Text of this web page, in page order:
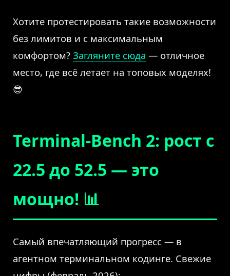
Хотите протестировать такие возможности
без лимитов и с максимальным
комфортом? Загляните сюда — отличное
место, где всё летает на топовых моделях!
😎
Terminal-Bench 2: рост с
22.5 до 52.5 — это
мощно! 📊
Самый впечатляющий прогресс — в
агентном терминальном кодинге. Свежие